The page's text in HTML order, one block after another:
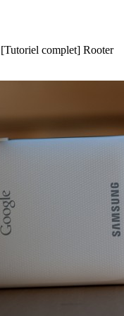
[Tutoriel complet] Rooter